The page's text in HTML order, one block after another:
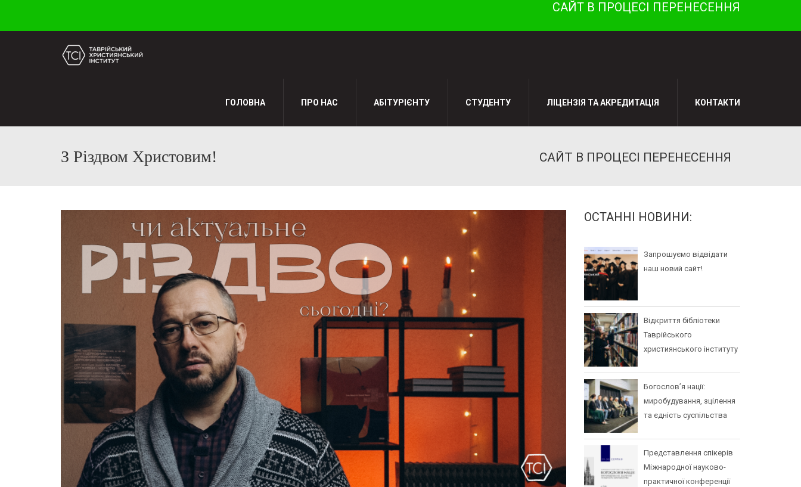
САЙТ В ПРОЦЕСІ ПЕРЕНЕСЕННЯ
ГОЛОВНА ПРО НАС АБІТУРІЄНТУ СТУДЕНТУ ЛІЦЕНЗІЯ ТА АКРЕДИТАЦІЯ КОНТАКТИ
З Різдвом Христовим! САЙТ В ПРОЦЕСІ ПЕРЕНЕСЕННЯ
ОСТАННІ НОВИНИ:
Запрошуємо відвідати
наш новий сайт!
Відкриття бібліотеки
Таврійського
християнського інституту
Богослов’я нації:
миробудування, зцілення
та єдність суспільства
Представлення спікерів
Міжнародної науково-
практичної конференції